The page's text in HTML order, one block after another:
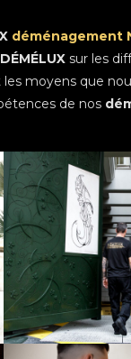
déménagement
DÉMÉLUX sur les
moyens que
de nos